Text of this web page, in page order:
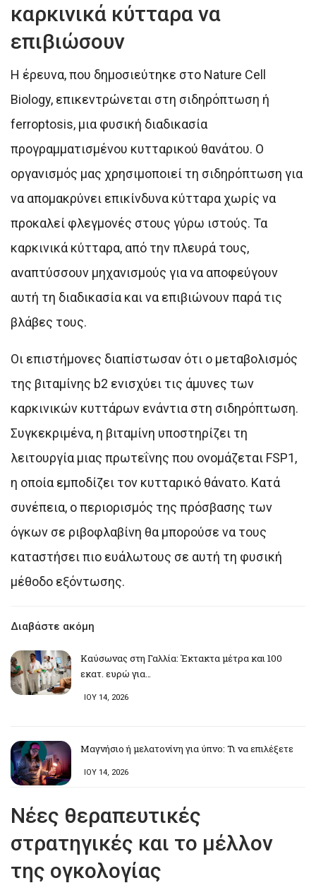
καρκινικά κύτταρα να
επιβιώσουν
Η έρευνα, που δημοσιεύτηκε στο Nature Cell
Biology, επικεντρώνεται στη σιδηρόπτωση ή
ferroptosis, μια φυσική διαδικασία
προγραμματισμένου κυτταρικού θανάτου. Ο
οργανισμός μας χρησιμοποιεί τη σιδηρόπτωση για
να απομακρύνει επικίνδυνα κύτταρα χωρίς να
προκαλεί φλεγμονές στους γύρω ιστούς. Τα
καρκινικά κύτταρα, από την πλευρά τους,
αναπτύσσουν μηχανισμούς για να αποφεύγουν
αυτή τη διαδικασία και να επιβιώνουν παρά τις
βλάβες τους.
Οι επιστήμονες διαπίστωσαν ότι ο μεταβολισμός
της βιταμίνης b2 ενισχύει τις άμυνες των
καρκινικών κυττάρων ενάντια στη σιδηρόπτωση.
Συγκεκριμένα, η βιταμίνη υποστηρίζει τη
λειτουργία μιας πρωτεΐνης που ονομάζεται FSP1,
η οποία εμποδίζει τον κυτταρικό θάνατο. Κατά
συνέπεια, ο περιορισμός της πρόσβασης των
όγκων σε ριβοφλαβίνη θα μπορούσε να τους
καταστήσει πιο ευάλωτους σε αυτή τη φυσική
μέθοδο εξόντωσης.
Διαβάστε ακόμη
Καύσωνας στη Γαλλία: Έκτακτα μέτρα και 100
εκατ. ευρώ για…
ΙΟΥ 14, 2026
Μαγνήσιο ή μελατονίνη για ύπνο: Τι να επιλέξετε
ΙΟΥ 14, 2026
Νέες θεραπευτικές
στρατηγικές και το μέλλον
της ογκολογίας